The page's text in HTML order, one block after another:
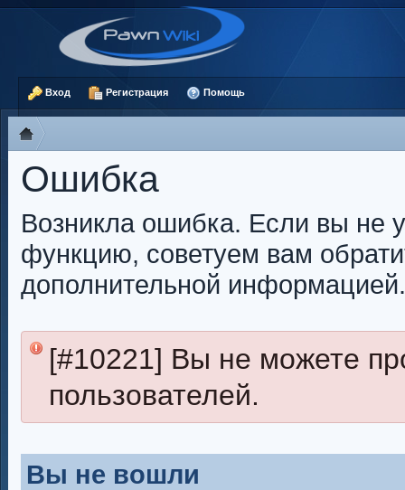
Вход Регистрация Помощь
Ошибка
Возникла ошибка. Если вы не
функцию, советуем вам
дополнительной информацией.
[#10221] Вы не можете
пользователей.
Вы не вошли